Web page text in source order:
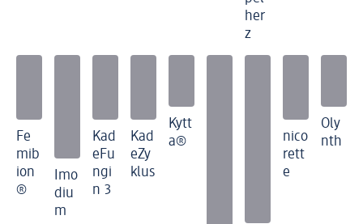
her
z
Fe
mib
ion
®
Imo
diu
m
Kad
eFu
ngi
n 3
Kad
eZy
klus
Kytt
a®
nico
rett
e
Oly
nth